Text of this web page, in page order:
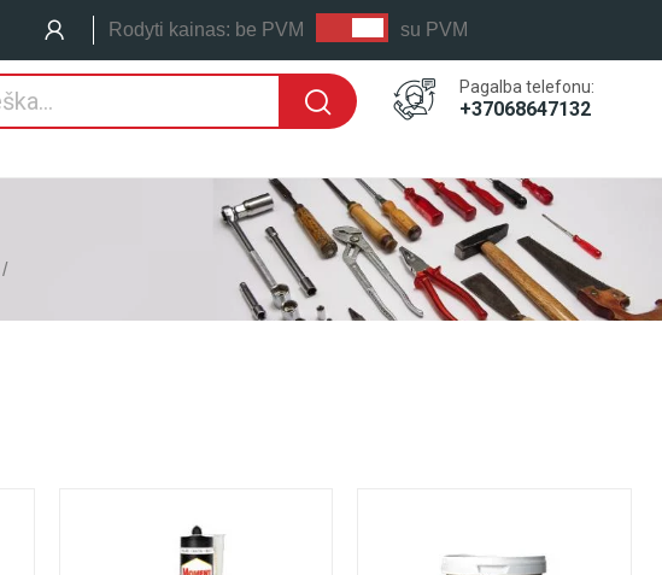
Rodyti kainas: be PVM su PVM
Pagalba telefonu:
+37068647132